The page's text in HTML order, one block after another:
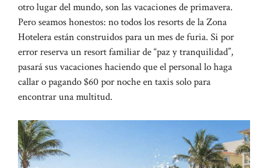
otro lugar del mundo, son las vacaciones de primavera.
Pero seamos honestos: no todos los resorts de la Zona
Hotelera están construidos para un mes de furia. Si por
error reserva un resort familiar de “paz y tranquilidad”,
pasará sus vacaciones haciendo que el personal lo haga
callar o pagando $60 por noche en taxis solo para
encontrar una multitud.